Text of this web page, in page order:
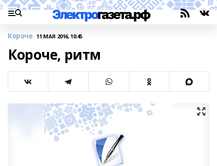
Короче 11 МАЯ 2016, 10:45
Короче, ритм